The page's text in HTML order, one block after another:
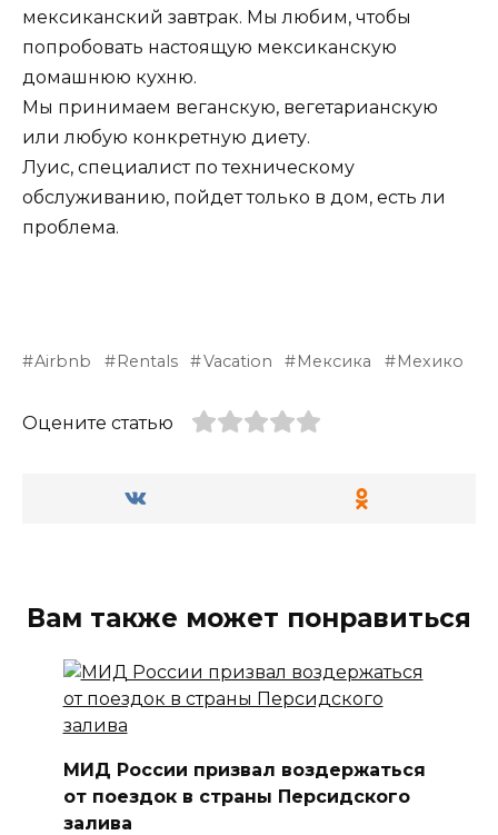
мексиканский завтрак. Мы любим, чтобы
попробовать настоящую мексиканскую
домашнюю кухню.
Мы принимаем веганскую, вегетарианскую
или любую конкретную диету.
Луис, специалист по техническому
обслуживанию, пойдет только в дом, есть ли
проблема.
Airbnb Rentals Vacation Мексика Мехико
Оцените статью
Вам также может понравиться
МИД России призвал воздержаться
от поездок в страны Персидского
залива